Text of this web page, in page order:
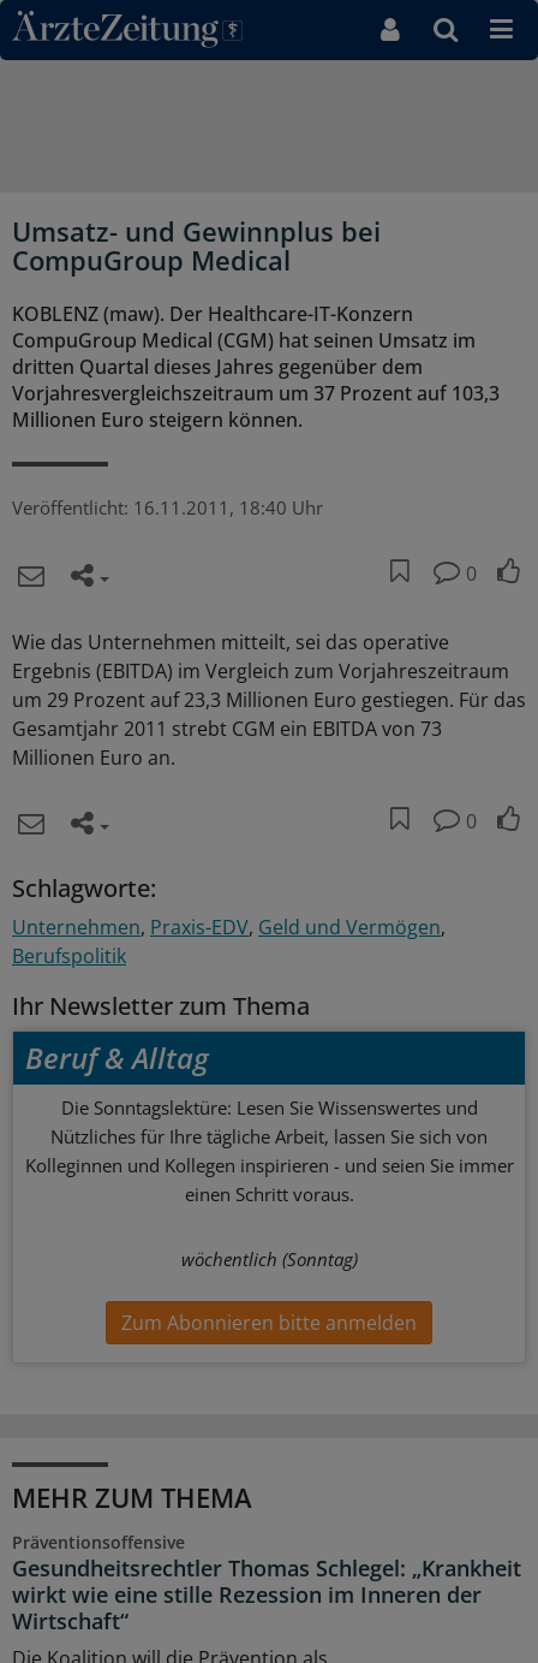
Direkt zum Inhaltsbereich
Umsatz- und Gewinnplus bei
CompuGroup Medical
KOBLENZ (maw). Der Healthcare-IT-Konzern
CompuGroup Medical (CGM) hat seinen Umsatz im
dritten Quartal dieses Jahres gegenüber dem
Vorjahresvergleichszeitraum um 37 Prozent auf 103,3
Millionen Euro steigern können.
Veröffentlicht: 16.11.2011, 18:40 Uhr
0
Wie das Unternehmen mitteilt, sei das operative
Ergebnis (EBITDA) im Vergleich zum Vorjahreszeitraum
um 29 Prozent auf 23,3 Millionen Euro gestiegen. Für das
Gesamtjahr 2011 strebt CGM ein EBITDA von 73
Millionen Euro an.
0
Schlagworte:
Unternehmen Praxis-EDV Geld und Vermögen
Berufspolitik
Ihr Newsletter zum Thema
Beruf & Alltag
Die Sonntagslektüre: Lesen Sie Wissenswertes und
Nützliches für Ihre tägliche Arbeit, lassen Sie sich von
Kolleginnen und Kollegen inspirieren - und seien Sie immer
einen Schritt voraus.
wöchentlich (Sonntag)
Zum Abonnieren bitte anmelden
MEHR ZUM THEMA
Präventionsoffensive
Gesundheitsrechtler Thomas Schlegel: „Krankheit
wirkt wie eine stille Rezession im Inneren der
Wirtschaft“
Die Koalition will die Prävention als